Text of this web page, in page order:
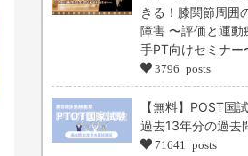
きる！膝関節周囲
障害 〜評価と運動
手PT向けセミナー
3796 posts
【無料】POST国
過去13年分の過去
71641 posts